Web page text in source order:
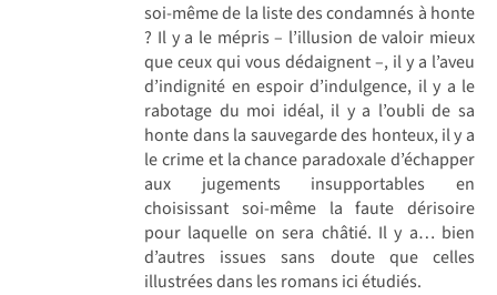
soi-même de la liste des condamnés à honte
? Il y a le mépris – l’illusion de valoir mieux
que ceux qui vous dédaignent –, il y a l’aveu
d’indignité en espoir d’indulgence, il y a le
rabotage du moi idéal, il y a l’oubli de sa
honte dans la sauvegarde des honteux, il y a
le crime et la chance paradoxale d’échapper
aux jugements insupportables en
choisissant soi-même la faute dérisoire
pour laquelle on sera châtié. Il y a… bien
d’autres issues sans doute que celles
illustrées dans les romans ici étudiés.